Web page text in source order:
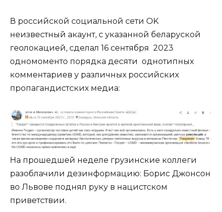
В российской социальной сети OK
неизвестный акаунт, с указанной беларуской
геолокацией, сделал 16 сентября 2023
одномоменто порядка десяти однотипных
комментариев у различных российских
пропагандистских медиа:
На прошедшей неделе грузинские коллеги
разоблачили дезинформацию: Борис Джонсон
во Львове поднял руку в нацистском
приветствии.